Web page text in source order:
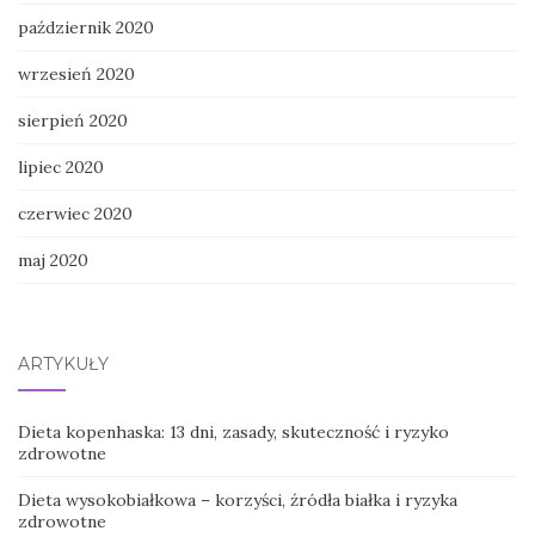
październik 2020
wrzesień 2020
sierpień 2020
lipiec 2020
czerwiec 2020
maj 2020
ARTYKUŁY
Dieta kopenhaska: 13 dni, zasady, skuteczność i ryzyko
zdrowotne
Dieta wysokobiałkowa – korzyści, źródła białka i ryzyka
zdrowotne